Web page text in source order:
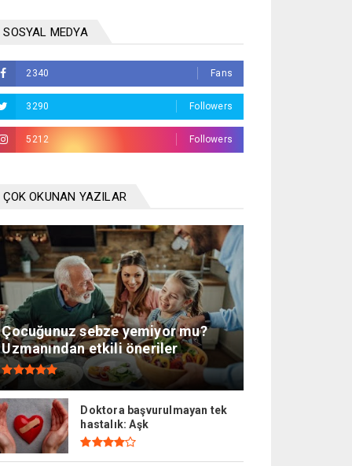
SOSYAL MEDYA
2340 Fans
3290 Followers
5212 Followers
ÇOK OKUNAN YAZILAR
Çocuğunuz sebze yemiyor mu?
Uzmanından etkili öneriler
Doktora başvurulmayan tek
hastalık: Aşk